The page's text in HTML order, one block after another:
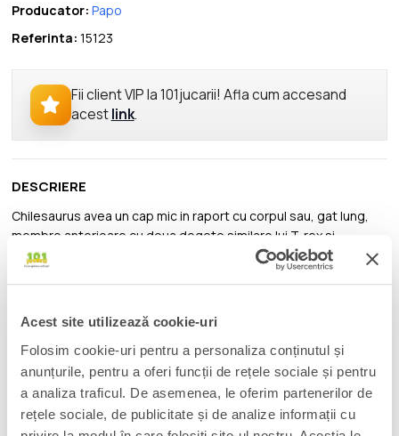
Acest site utilizează cookie-uri
Folosim cookie-uri pentru a personaliza conținutul și
anunțurile, pentru a oferi funcții de rețele sociale și pentru
a analiza traficul. De asemenea, le oferim partenerilor de
rețele sociale, de publicitate și de analize informații cu
Producator: Papo
Referinta: 15123
Fii client VIP la 101jucarii! Afla cum accesand
acestlink.
DESCRIERE
Chilesaurus avea un cap mic in raport cu corpul sau, gat lung,
membre anterioare cu doua degete similare lui T-rex si
membre posterioare asemanatoare cu cele ale dinozaurilor cu
gat lung. Dintii erau scurti, in forma de frunza, adaptati pentru
acestora ar fi fost de 3 metri.
Produsul are urmatoarele dimensiuni 15 x 5 x 8cm si este
recomandat copiilor cu varsta peste 3 ani.
De mai bine de 20 de ani, Papo inoveaza constant si ii face pe
copii din intreaga lume sa viseze cu o gama bogata de peste